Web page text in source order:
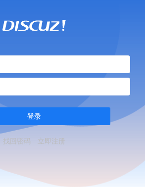
登录
找回密码 立即注册